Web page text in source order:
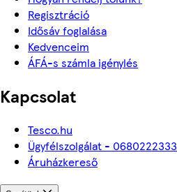
Regisztráció
Idősáv foglalása
Kedvenceim
ÁFÁ-s számla igénylés
Kapcsolat
Tesco.hu
Ügyfélszolgálat - 0680222333
Áruházkereső